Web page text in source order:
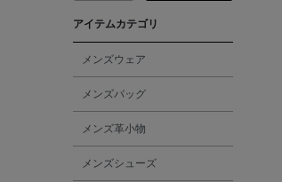
ADVISORY BOARD
CRYSTALS
アイテムカテゴリ
メンズウェア
メンズバッグ
メンズ革小物
メンズシューズ